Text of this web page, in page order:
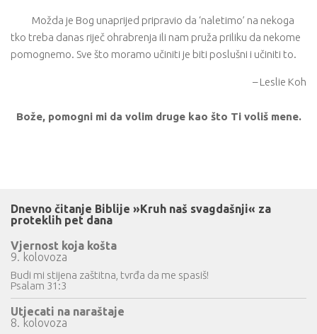
Možda je Bog unaprijed pripravio da ‘naletimo’ na nekoga
tko treba danas riječ ohrabrenja ili nam pruža priliku da nekome
pomognemo. Sve što moramo učiniti je biti poslušni i učiniti to.
– Leslie Koh
Bože, pomogni mi da volim druge kao što Ti voliš mene.
Dnevno čitanje Biblije »Kruh naš svagdašnji« za
proteklih pet dana
Vjernost koja košta
9. kolovoza
Budi mi stijena zaštitna, tvrđa da me spasiš!
Psalam 31:3
Utjecati na naraštaje
8. kolovoza